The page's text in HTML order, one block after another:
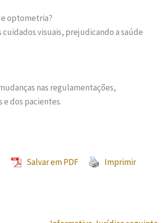
optometria?
visuais, prejudicando a saúde
nas regulamentações,
dos pacientes.
Salvar em PDF Imprimir